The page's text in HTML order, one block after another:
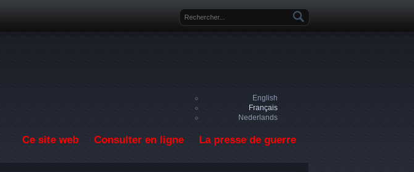
Formulaire de recherche
English
Français
Nederlands
Ce site web Consulter en ligne La presse de guerre